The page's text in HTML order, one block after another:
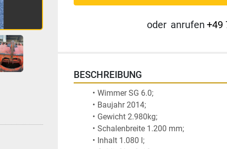
oder anrufen +49
BESCHREIBUNG
Wimmer SG 6.0;
Baujahr 2014;
Gewicht 2.980kg;
Schalenbreite 1.200 mm;
Inhalt 1.080 l;